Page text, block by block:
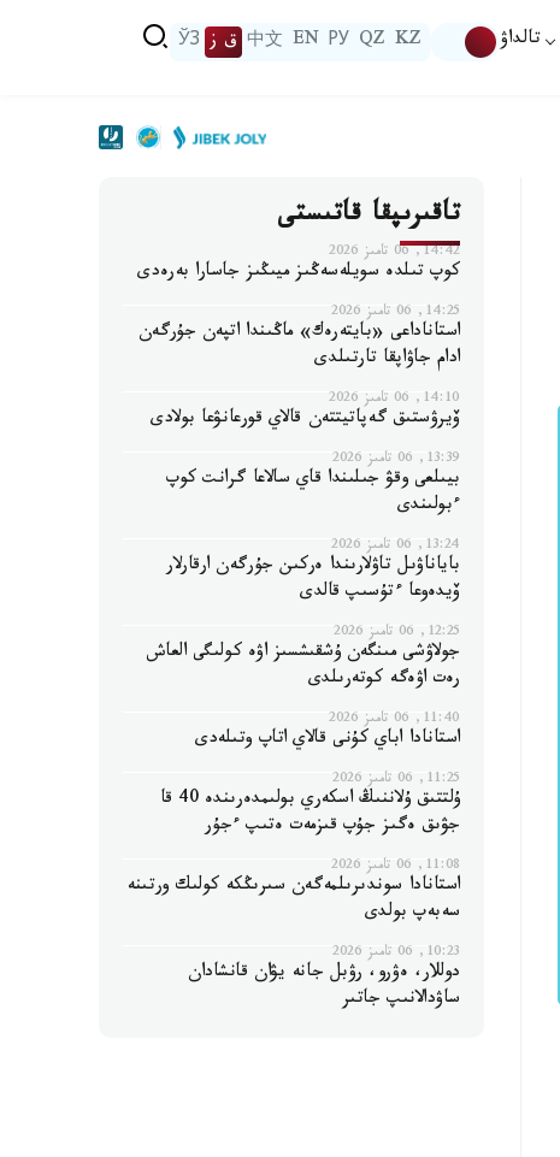
تالداۋ KZ
QZ
РУ
EN
中文 ق ز ЎЗ
تاقىرىپقا قاتىستى
14:42, 06 تامىز 2026
كوپ تىلدە سويلەسەڭىز ميىڭىز جاسارا بەرەدى
14:25, 06 تامىز 2026
استاناداعى «بايتەرەك» ماڭىندا اتپەن جۇرگەن
ادام جاۋاپقا تارتىلدى
14:10, 06 تامىز 2026
ۆيرۋستىق گەپاتيتتەن قالاي قورعانۋعا بولادى
13:39, 06 تامىز 2026
بيىلعى وقۋ جىلىندا قاي سالاعا گرانت كوپ
ءبولىندى
13:24, 06 تامىز 2026
باياناۋىل تاۋلارىندا ەركىن جۇرگەن ارقارلار
ۆيدەوعا ءتۇسىپ قالدى
12:25, 06 تامىز 2026
جولاۋشى مىنگەن ۇشقىشسىز اۋە كولىگى العاش
رەت اۋەگە كوتەرىلدى
11:40, 06 تامىز 2026
استانادا اباي كۇنى قالاي اتاپ وتىلەدى
11:25, 06 تامىز 2026
ۇلتتىق ۇلاننىڭ اسكەري بولىمدەرىندە 40 قا
جۋىق ەگىز جۇپ قىزمەت ەتىپ ءجۇر
11:08, 06 تامىز 2026
استانادا سوندىرىلمەگەن سىرىڭكە كولىك ورتىنە
سەبەپ بولدى
10:23, 06 تامىز 2026
دوللار، ەۋرو، رۋبل جانە يۋان قانشادان
ساۋدالانىپ جاتىر